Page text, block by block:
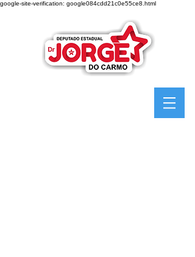
google-site-verification: google084cdd21c0e55ce8.html